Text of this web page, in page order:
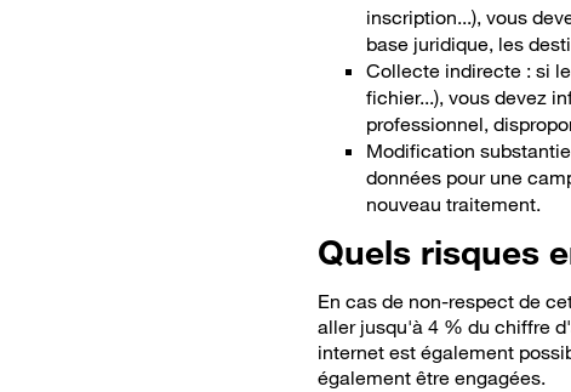
inscription...), vous
base juridique, les
Collecte indirecte : si
fichier...), vous devez
professionnel,
Modification
données pour une
nouveau traitement.
Quels risques
En cas de non-respect de
aller jusqu'à 4 % du chiffre
internet est également
également être engagées.